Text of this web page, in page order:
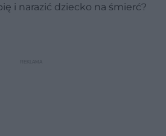
i narazić dziecko na śmierć?